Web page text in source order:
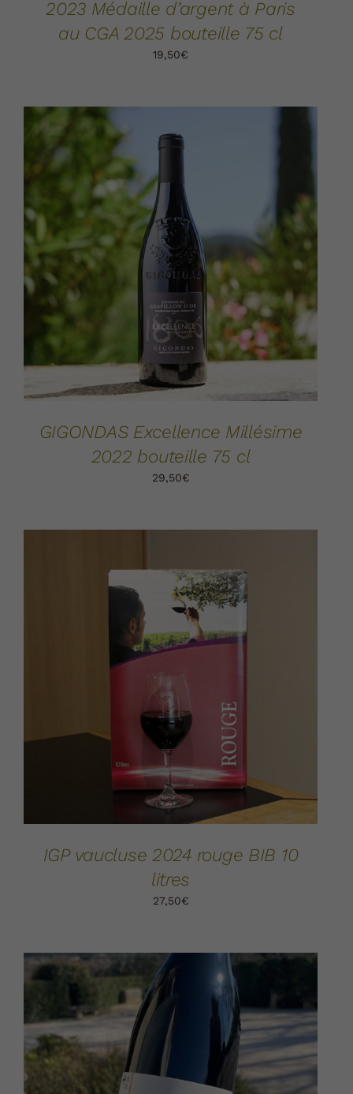
2023 Médaille d’argent à Paris
au CGA 2025 bouteille 75 cl
19,50€
AJOUTER AU PANIER / DÉTAILS
GIGONDAS Excellence Millésime
2022 bouteille 75 cl
29,50€
AJOUTER AU PANIER
IGP vaucluse 2024 rouge BIB 10
litres
27,50€